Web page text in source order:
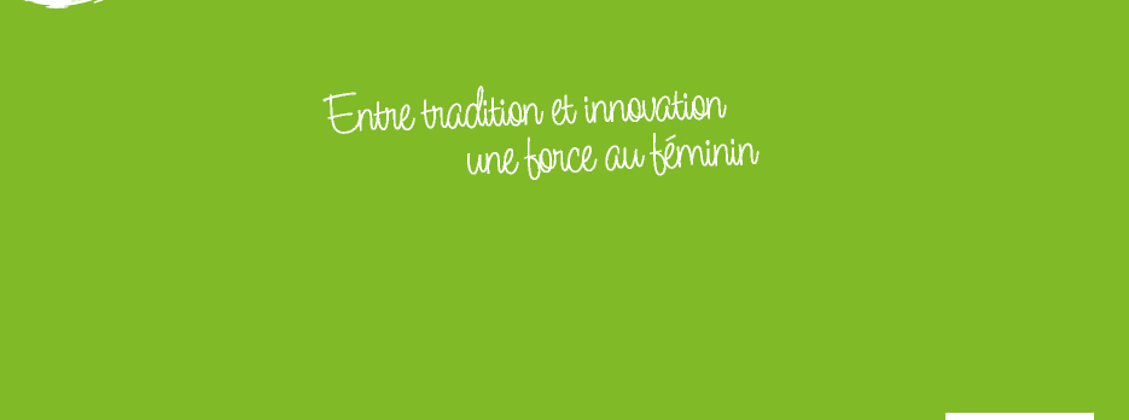
© Association des Paysannes Vaudoises · 2026